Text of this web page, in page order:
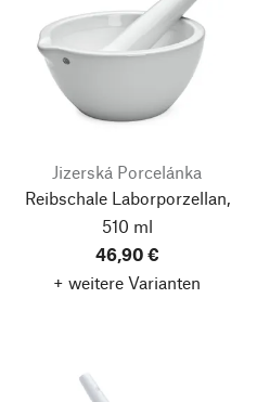
Jizerská Porcelánka
Reibschale Laborporzellan,
510 ml
46,90 €
+ weitere Varianten